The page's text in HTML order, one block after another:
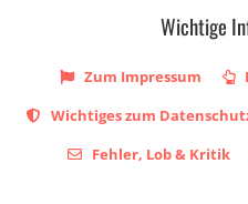
Wichtige
Zum Impressum
Wichtiges zum
Fehler, Lob & Kritik